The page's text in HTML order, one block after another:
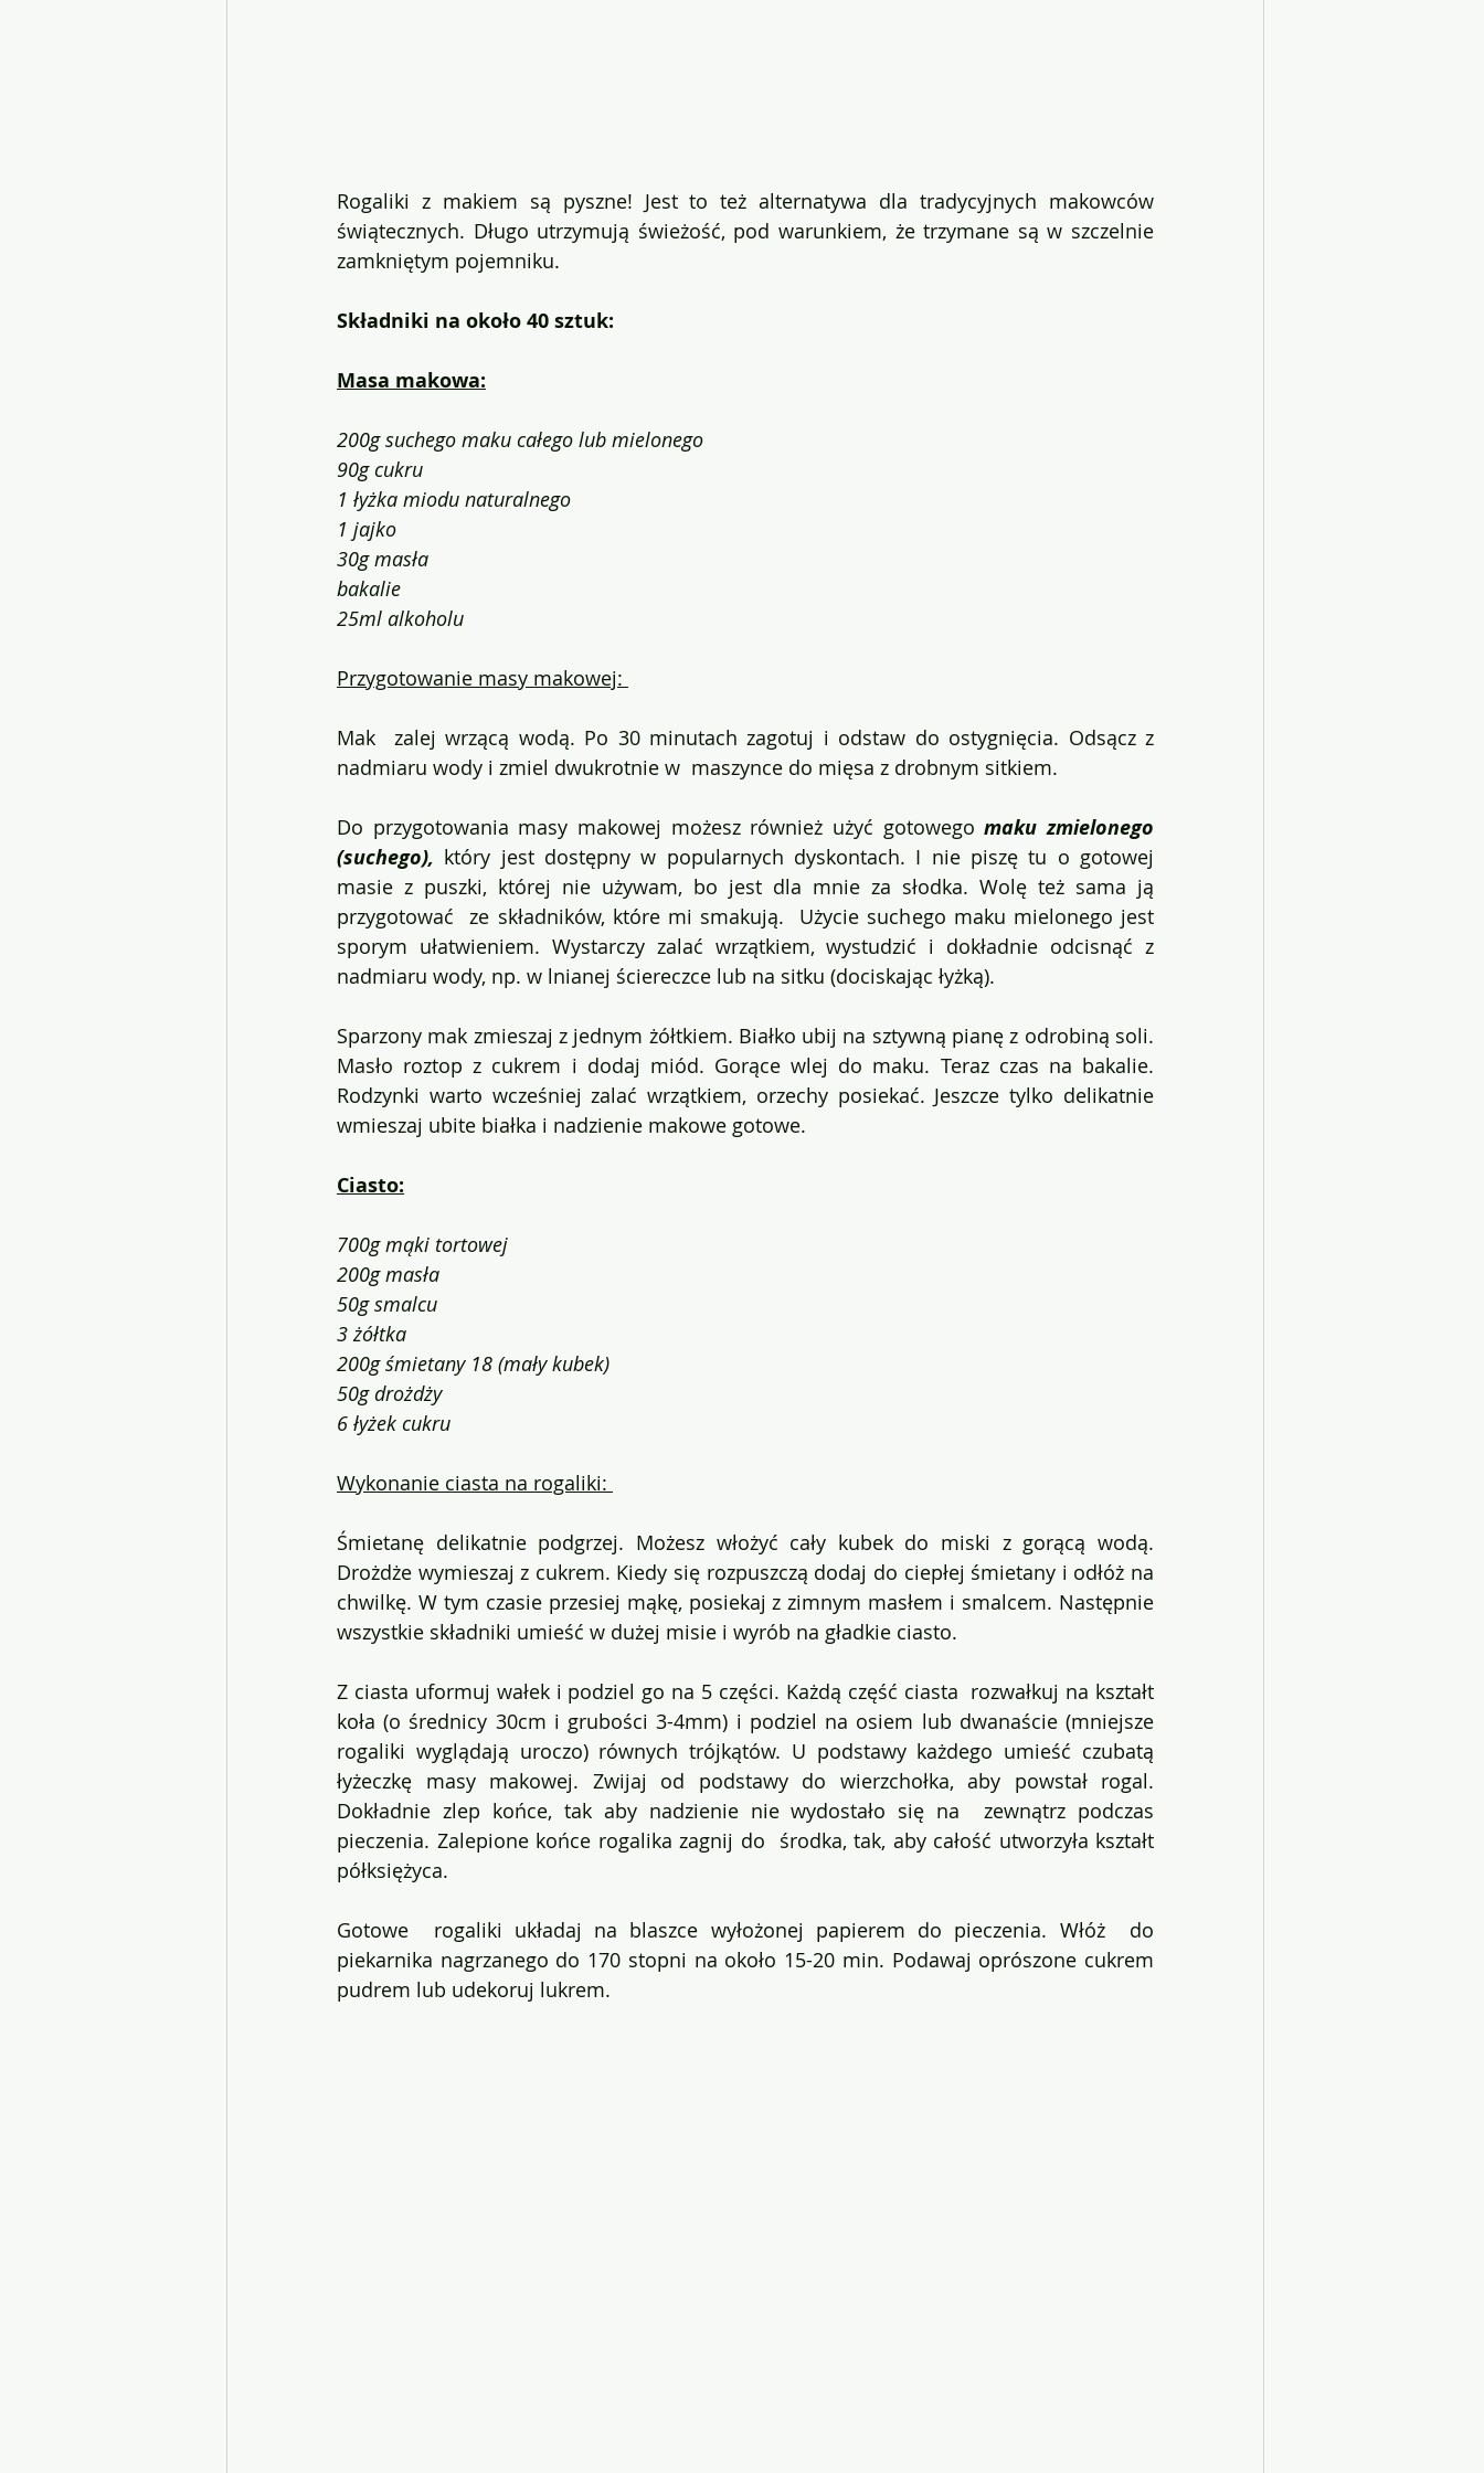
Rogaliki z makiem są pyszne! Jest to też alternatywa dla tradycyjnych makowców
świątecznych. Długo utrzymują świeżość, pod warunkiem, że trzymane są w szczelnie
zamkniętym pojemniku.
Składniki na około 40 sztuk:
Masa makowa:
200g suchego maku całego lub mielonego
90g cukru
1 łyżka miodu naturalnego
1 jajko
30g masła
bakalie
25ml alkoholu
Przygotowanie masy makowej:
Mak  zalej wrzącą wodą. Po 30 minutach zagotuj i odstaw do ostygnięcia. Odsącz z
nadmiaru wody i zmiel dwukrotnie w  maszynce do mięsa z drobnym sitkiem.
Do przygotowania masy makowej możesz również użyć gotowego maku zmielonego
(suchego), który jest dostępny w popularnych dyskontach. I nie piszę tu o gotowej
masie z puszki, której nie używam, bo jest dla mnie za słodka. Wolę też sama ją
przygotować  ze składników, które mi smakują.  Użycie suchego maku mielonego jest
sporym ułatwieniem. Wystarczy zalać wrzątkiem, wystudzić i dokładnie odcisnąć z
nadmiaru wody, np. w lnianej ściereczce lub na sitku (dociskając łyżką).
Sparzony mak zmieszaj z jednym żółtkiem. Białko ubij na sztywną pianę z odrobiną soli.
Masło roztop z cukrem i dodaj miód. Gorące wlej do maku. Teraz czas na bakalie.
Rodzynki warto wcześniej zalać wrzątkiem, orzechy posiekać. Jeszcze tylko delikatnie
wmieszaj ubite białka i nadzienie makowe gotowe.
Ciasto:
700g mąki tortowej
200g masła
50g smalcu
3 żółtka
200g śmietany 18 (mały kubek)
50g drożdży
6 łyżek cukru
Wykonanie ciasta na rogaliki:
Śmietanę delikatnie podgrzej. Możesz włożyć cały kubek do miski z gorącą wodą.
Drożdże wymieszaj z cukrem. Kiedy się rozpuszczą dodaj do ciepłej śmietany i odłóż na
chwilkę. W tym czasie przesiej mąkę, posiekaj z zimnym masłem i smalcem. Następnie
wszystkie składniki umieść w dużej misie i wyrób na gładkie ciasto.
Z ciasta uformuj wałek i podziel go na 5 części. Każdą część ciasta  rozwałkuj na kształt
koła (o średnicy 30cm i grubości 3-4mm) i podziel na osiem lub dwanaście (mniejsze
rogaliki wyglądają uroczo) równych trójkątów. U podstawy każdego umieść czubatą
łyżeczkę masy makowej. Zwijaj od podstawy do wierzchołka, aby powstał rogal.
Dokładnie zlep końce, tak aby nadzienie nie wydostało się na  zewnątrz podczas
pieczenia. Zalepione końce rogalika zagnij do  środka, tak, aby całość utworzyła kształt
półksiężyca.
Gotowe  rogaliki układaj na blaszce wyłożonej papierem do pieczenia. Włóż  do
piekarnika nagrzanego do 170 stopni na około 15-20 min. Podawaj oprószone cukrem
pudrem lub udekoruj lukrem.